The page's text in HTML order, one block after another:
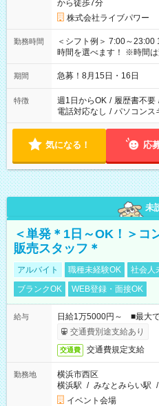
から徒歩7分
株式会社ライブパワー
勤務時間
＜シフト例＞ 7:00～23:00 13:30～22:00
時間を選べます！ ※時間
期間 急募！8月15日・16日
特徴 週1日からOK / 履歴書不要
電話対応なし / パソコンス
気になる！ 応
未
＜単発＊1日～OK！＞コ
販売スタッフ＊
アルバイト 職種未経験OK 社会人
ブランクOK
WEB登録・面接OK
給与
日給1万5000円～ ■最大
交通費別途支給あり
交通費 交通費規定支給
勤務地
横浜市西区
横浜駅 / みなとみらい駅 /
イベント会場